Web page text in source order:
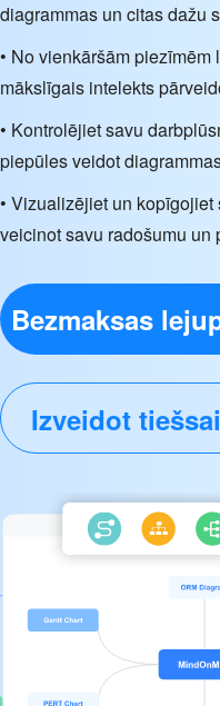
diagrammas un citas dažu
• No vienkāršām
mākslīgais intelekts
• Kontrolējiet savu
piepūles veidot
• Vizualizējiet un
veicinot savu radošumu un
Bezmaksas
Izveidot